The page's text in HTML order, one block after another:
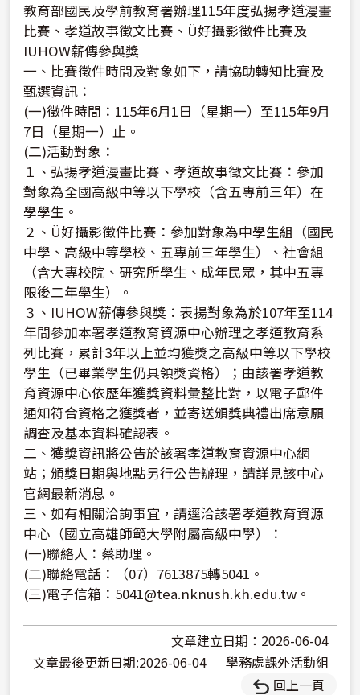
教育部國民及學前教育署辦理115年度弘揚孝道漫畫
比賽、孝道故事徵文比賽、Ü好攝影徵件比賽及
IUHOW薪傳參與獎
一、比賽徵件時間及對象如下，請協助轉知比賽及
甄選資訊：
(一)徵件時間：115年6月1日（星期一）至115年9月
7日（星期一）止。
(二)活動對象：
１、弘揚孝道漫畫比賽、孝道故事徵文比賽：參加
對象為全國高級中等以下學校（含五專前三年）在
學學生。
２、Ü好攝影徵件比賽：參加對象為中學生組（國民
中學、高級中等學校、五專前三年學生）、社會組
（含大專校院、研究所學生、成年民眾，其中五專
限後二年學生）。
３、IUHOW薪傳參與獎：表揚對象為於107年至114
年間參加本署孝道教育資源中心辦理之孝道教育系
列比賽，累計3年以上並均獲獎之高級中等以下學校
學生（已畢業學生仍具領獎資格）；由該署孝道教
育資源中心依歷年獲獎資料彙整比對，以電子郵件
通知符合資格之獲獎者，並寄送頒獎典禮出席意願
調查及基本資料確認表。
二、獲獎資訊將公告於該署孝道教育資源中心網
站；頒獎日期與地點另行公告辦理，請詳見該中心
官網最新消息。
三、如有相關洽詢事宜，請逕洽該署孝道教育資源
中心（國立高雄師範大學附屬高級中學）：
(一)聯絡人：蔡助理。
(二)聯絡電話：（07）7613875轉5041。
(三)電子信箱：5041@tea.nknush.kh.edu.tw。
文章建立日期：2026-06-04
文章最後更新日期:2026-06-04
學務處課外活動組
回上一頁